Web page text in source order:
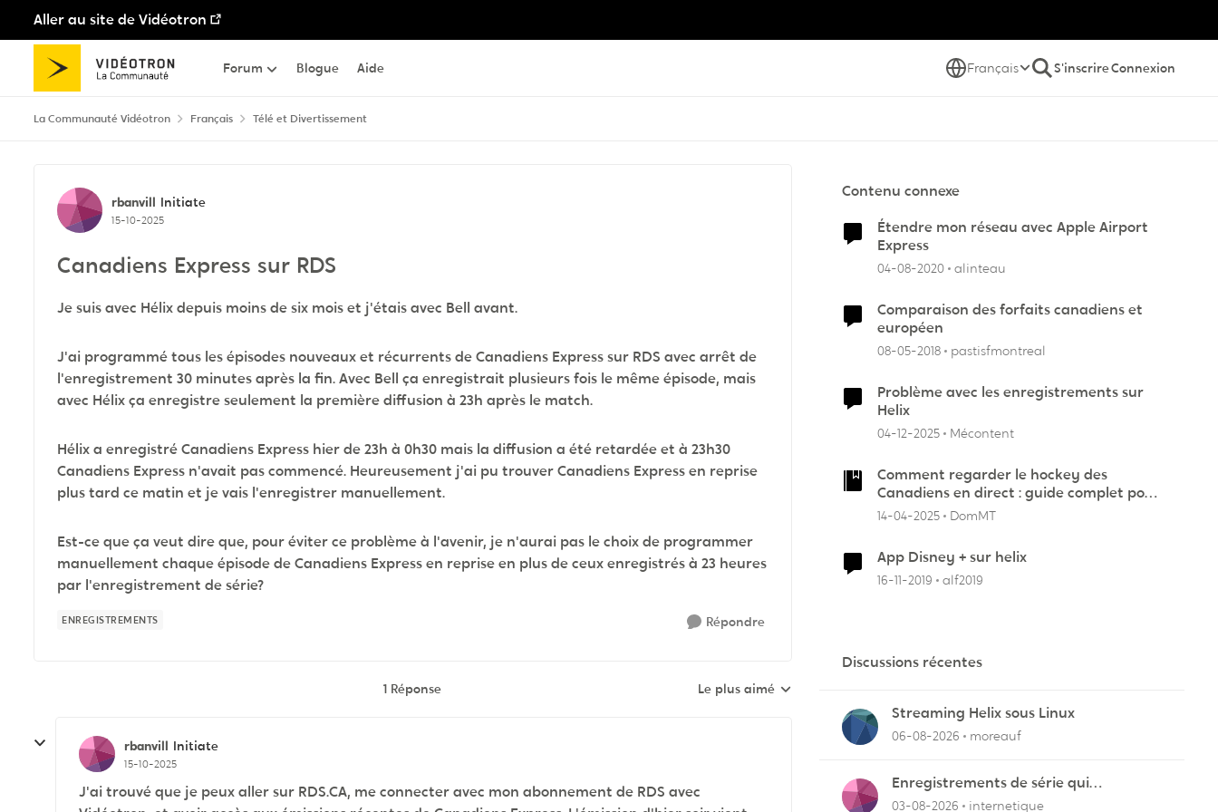
Aller au site de Vidéotron
Passer au contenu
Forum Blogue Aide Français S'inscrireConnexion
La Communauté Vidéotron Français Télé et Divertissement
Discussion de forum
rbanvill Initiate
15-10-2025
Canadiens Express sur RDS
Je suis avec Hélix depuis moins de six mois et j'étais avec Bell avant.
J'ai programmé tous les épisodes nouveaux et récurrents de Canadiens Express sur RDS avec arrêt de
l'enregistrement 30 minutes après la fin. Avec Bell ça enregistrait plusieurs fois le même épisode, mais
avec Hélix ça enregistre seulement la première diffusion à 23h après le match.
Hélix a enregistré Canadiens Express hier de 23h à 0h30 mais la diffusion a été retardée et à 23h30
Canadiens Express n'avait pas commencé. Heureusement j'ai pu trouver Canadiens Express en reprise
plus tard ce matin et je vais l'enregistrer manuellement.
Est-ce que ça veut dire que, pour éviter ce problème à l'avenir, je n'aurai pas le choix de programmer
manuellement chaque épisode de Canadiens Express en reprise en plus de ceux enregistrés à 23 heures
par l'enregistrement de série?
ENREGISTREMENTS Répondre
1 Réponse Réponses triées par
Le plus aimé
rbanvill Initiate
15-10-2025
J'ai trouvé que je peux aller sur RDS.CA, me connecter avec mon abonnement de RDS avec
Contenu connexe
Étendre mon réseau avec Apple Airport
Express
04-08-2020 alinteau
Comparaison des forfaits canadiens et
européen
08-05-2018 pastisfmontreal
Problème avec les enregistrements sur
Helix
04-12-2025 Mécontent
Comment regarder le hockey des
Canadiens en direct : guide complet pour
suivre la LNH
14-04-2025 DomMT
App Disney + sur helix
16-11-2019 alf2019
Discussions récentes
Streaming Helix sous Linux
06-08-2026 moreauf
Enregistrements de série qui
cafouillent
03-08-2026 internetique